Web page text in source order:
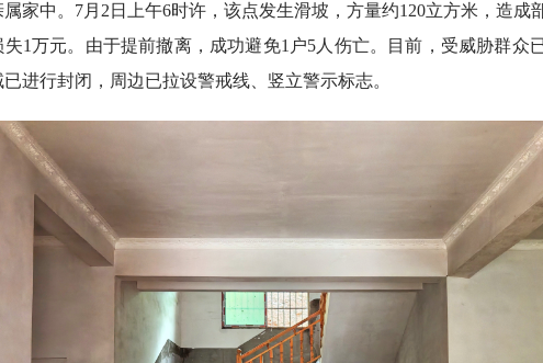
家中。7月2日上午6时许，该点发生滑坡，方量约120立方米，造成
失1万元。由于提前撤离，成功避免1户5人伤亡。目前，受威胁群众
已进行封闭，周边已拉设警戒线、竖立警示标志。